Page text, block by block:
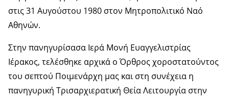
στις 31 Αυγούστου 1980 στον Μητροπολιτικό Ναό
Αθηνών.
Στην πανηγυρίσασα Ιερά Μονή Ευαγγελιστρίας
Ιέρακος, τελέσθηκε αρχικά ο Όρθρος χοροστατούντος
του σεπτού Ποιμενάρχη μας και στη συνέχεια η
πανηγυρική Τρισαρχιερατική Θεία Λειτουργία στην